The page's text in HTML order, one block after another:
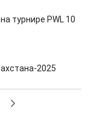
турнире PWL 10
2025